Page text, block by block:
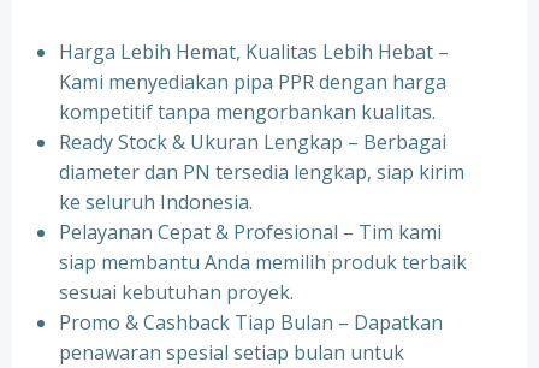
Harga Lebih Hemat, Kualitas Lebih Hebat –
Kami menyediakan pipa PPR dengan harga
kompetitif tanpa mengorbankan kualitas.
⁠Ready Stock & Ukuran Lengkap – Berbagai
diameter dan PN tersedia lengkap, siap kirim
ke seluruh Indonesia.
⁠Pelayanan Cepat & Profesional – Tim kami
siap membantu Anda memilih produk terbaik
sesuai kebutuhan proyek.
⁠Promo & Cashback Tiap Bulan – Dapatkan
penawaran spesial setiap bulan untuk